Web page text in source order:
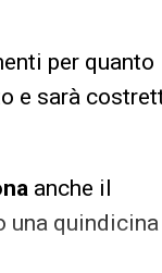
per quanto
e sarà
anche il
una